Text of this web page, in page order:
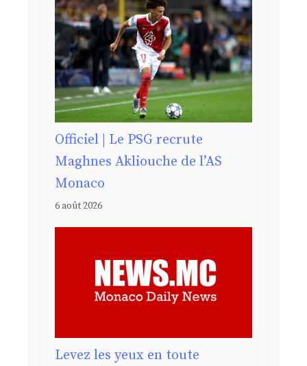
Officiel | Le PSG recrute
Maghnes Akliouche de l’AS
Monaco
6 août 2026
Levez les yeux en toute